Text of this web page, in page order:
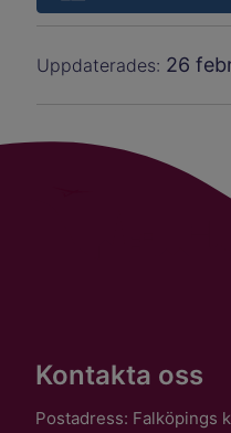
Uppdaterades: 26
Kontakta oss
Postadress: Falköpings